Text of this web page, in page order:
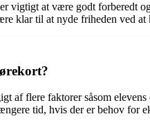
vigtigt at være godt forberedt
klar til at nyde friheden ved at
af flere faktorer såsom
tid, hvis der er behov for